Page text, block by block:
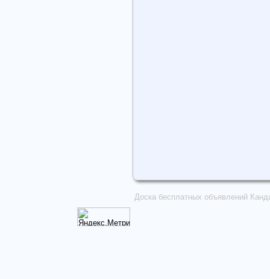
Доска бесплатных объявлений